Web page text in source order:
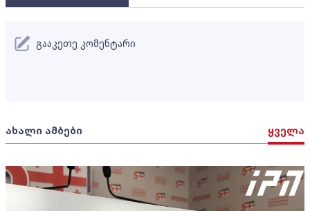
ახალი ამბები ყველა
გააკეთე კომენტარი